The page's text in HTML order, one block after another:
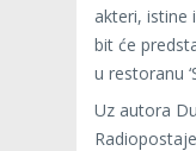
akteri, istine
bit će
u restoranu
Uz autora